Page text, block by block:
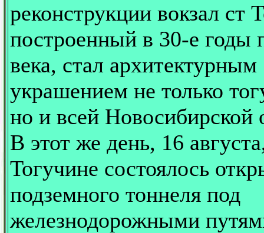
реконструкции вокзал ст
построенный в 30-е годы
века, стал архитектурным
украшением не только
но и всей Новосибирской
В этот же день, 16
Тогучине состоялось
подземного тоннеля под
железнодорожными